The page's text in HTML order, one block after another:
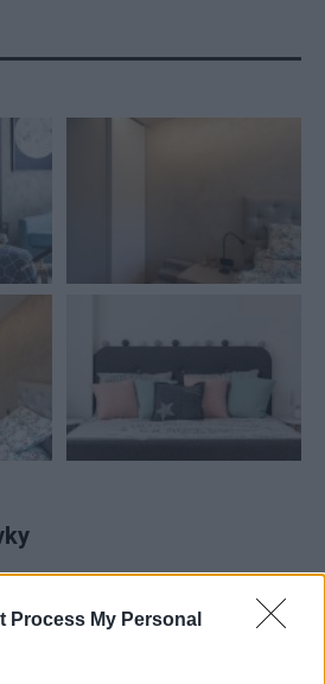
Process My Personal
málo úložného miesta. V tomto byte
| Môjdom.sk